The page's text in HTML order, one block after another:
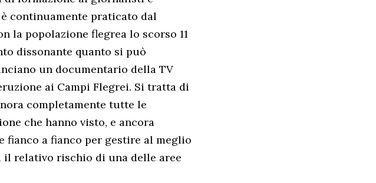
continuamente praticato dal
la popolazione flegrea lo scorso 11
dissonante quanto si può
un documentario della TV
ai Campi Flegrei. Si tratta di
completamente tutte le
che hanno visto, e ancora
fianco a fianco per gestire al meglio
il relativo rischio di una delle aree